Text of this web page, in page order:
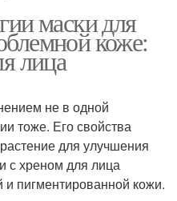
маски для
коже:
лица
не в одной
тоже. Его свойства
для улучшения
с хреном для лица
пигментированной кожи.